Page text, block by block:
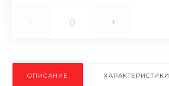
- +
ОПИСАНИЕ ХАРАКТЕРИСТИКИ